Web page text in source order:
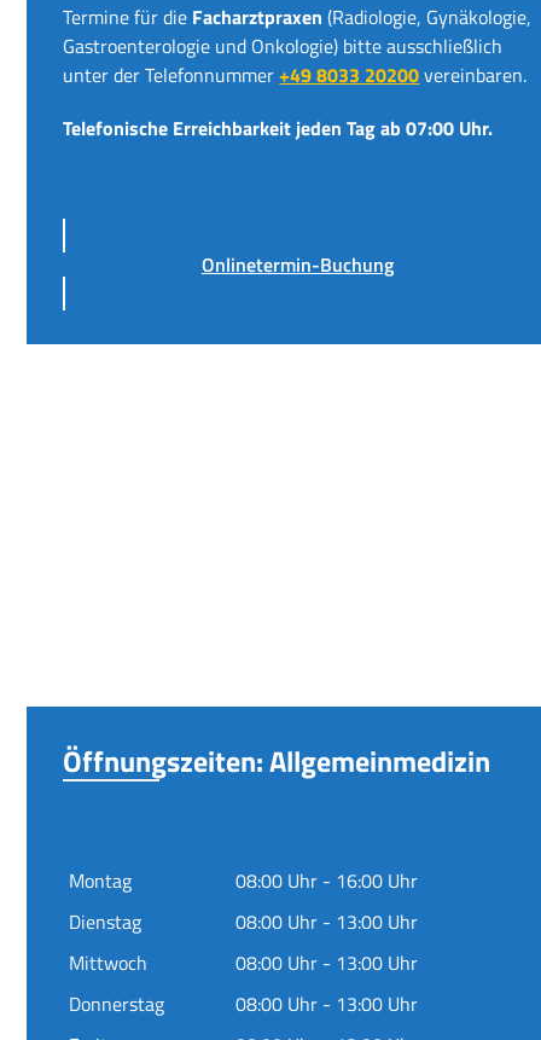
Termine für die Facharztpraxen (Radiologie, Gynäkologie,
Gastroenterologie und Onkologie) bitte ausschließlich
unter der Telefonnummer+49 8033 20200vereinbaren.
Telefonische Erreichbarkeit jeden Tag ab 07:00 Uhr.
Onlinetermin-Buchung
Öffnungszeiten: Allgemeinmedizin
Montag
08:00 Uhr - 16:00 Uhr
Dienstag
08:00 Uhr - 13:00 Uhr
Mittwoch
08:00 Uhr - 13:00 Uhr
Donnerstag
08:00 Uhr - 13:00 Uhr